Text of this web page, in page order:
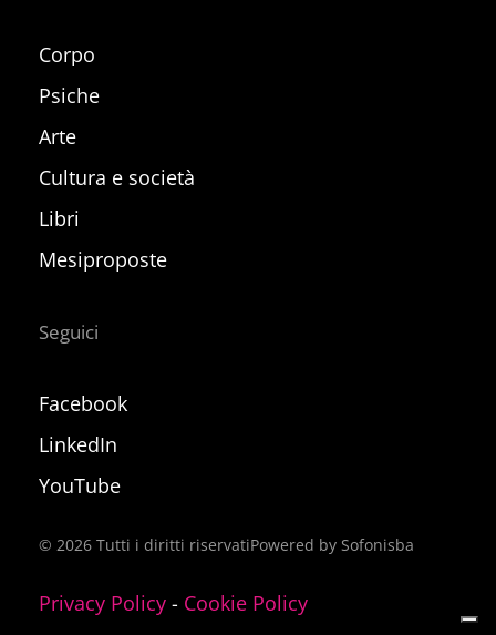
Corpo
Psiche
Arte
Cultura e società
Libri
Mesiproposte
Seguici
Facebook
LinkedIn
YouTube
© 2026 Tutti i diritti riservatiPowered by Sofonisba
Privacy Policy - Cookie Policy